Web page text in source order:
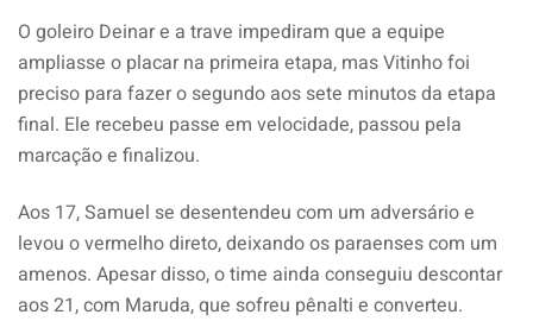
O goleiro Deinar e a trave impediram que a equipe
ampliasse o placar na primeira etapa, mas Vitinho foi
preciso para fazer o segundo aos sete minutos da etapa
final. Ele recebeu passe em velocidade, passou pela
marcação e finalizou.
Aos 17, Samuel se desentendeu com um adversário e
levou o vermelho direto, deixando os paraenses com um
amenos. Apesar disso, o time ainda conseguiu descontar
aos 21, com Maruda, que sofreu pênalti e converteu.